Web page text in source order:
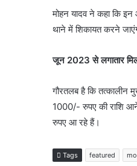
मोहन यादव ने कहा कि
थाने में शिकायत करने
जून 2023 से लगातार मिल
गौरतलब है कि तत्कालीन
1000/- रुपए की राशि
रुपए आ रहे हैं।
Tags featured